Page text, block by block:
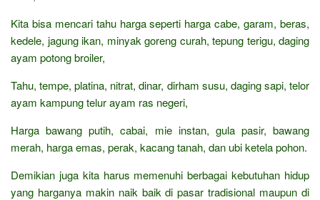
Kita bisa mencari tahu harga seperti harga cabe, garam, beras,
kedele, jagung ikan, minyak goreng curah, tepung terigu, daging
ayam potong broiler,
Tahu, tempe, platina, nitrat, dinar, dirham susu, daging sapi, telor
ayam kampung telur ayam ras negeri,
Harga bawang putih, cabai, mie instan, gula pasir, bawang
merah, harga emas, perak, kacang tanah, dan ubi ketela pohon.
Demikian juga kita harus memenuhi berbagai kebutuhan hidup
yang harganya makin naik baik di pasar tradisional maupun di